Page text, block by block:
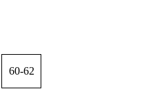
60-62